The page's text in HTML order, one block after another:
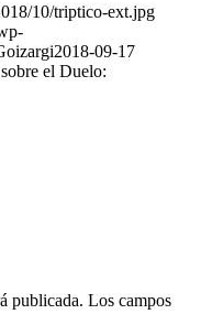
10/triptico-ext.jpg
2018-09-17
el Duelo:
publicada. Los campos